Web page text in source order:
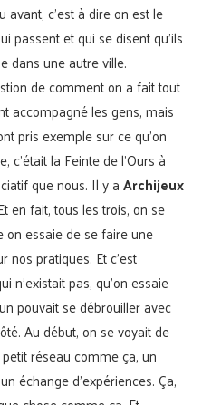
c’est à dire on est le
passent et qui se disent qu’ils
dans une autre ville.
de comment on a fait tout
accompagné les gens, mais
pris exemple sur ce qu’on
la Feinte de l’Ours à
que nous. Il y aArchijeux
en fait, tous les trois, on se
essaie de se faire une
pratiques. Et c’est
n’existait pas, qu’on essaie
pouvait se débrouiller avec
Au début, on se voyait de
réseau comme ça, un
échange d’expériences. Ça,